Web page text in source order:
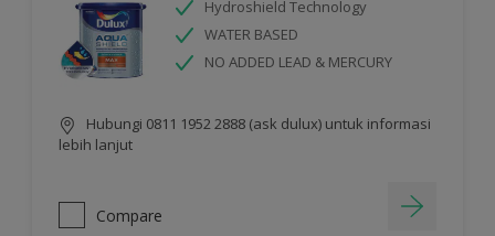
Hydroshield Technology
WATER BASED
NO ADDED LEAD & MERCURY
Hubungi 0811 1952 2888 (ask dulux) untuk informasi
lebih lanjut
Compare